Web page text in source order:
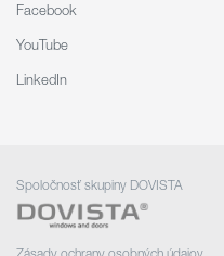
Facebook
YouTube
LinkedIn
Spoločnosť skupiny DOVISTA